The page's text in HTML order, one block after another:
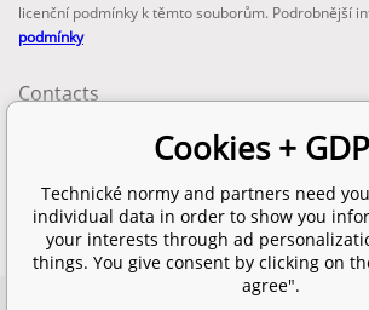
licenční podmínky k těmto souborům. Podrobnější
podmínky
Contacts
info@technickenormy.cz
obchod@technickenormy.cz
Telefon:
+420 377 387 684
Cookies +
Technické normy and partners need
individual data in order to show you
your interests through ad
things. You give consent by clicking on
agree".